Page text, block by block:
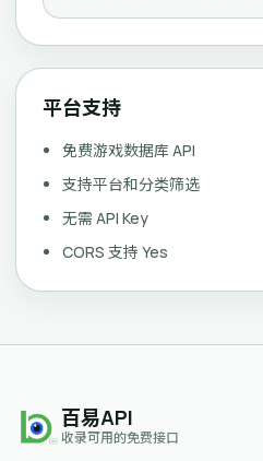
平台支持
免费游戏数据库 API
支持平台和分类筛选
无需 API Key
CORS 支持 Yes
百易API
收录可用的免费接口